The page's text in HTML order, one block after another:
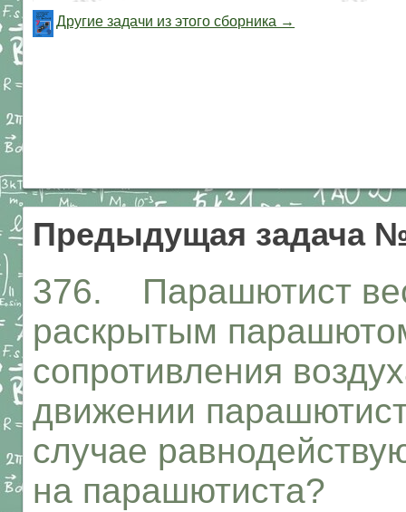
Другие задачи из этого сборника →
Предыдущая задача
376. Парашютист
раскрытым
сопротивления
движении
случае
на парашютиста?